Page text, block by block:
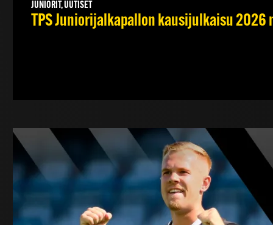
JUNIORIT, UUTISET
TPS Juniorijalkapallon kausijulkaisu 2026